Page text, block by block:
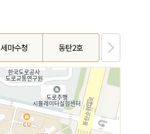
세마수청 동탄2호